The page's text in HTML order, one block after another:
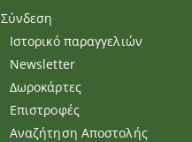
Σύνδεση
Ιστορικό παραγγελιών
Newsletter
Δωροκάρτες
Επιστροφές
Αναζήτηση Αποστολής